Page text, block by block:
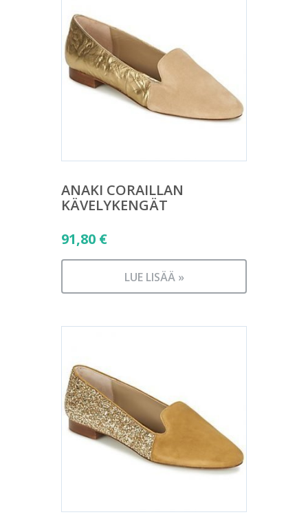
ANAKI CORAILLAN
KÄVELYKENGÄT
91,80 €
LUE LISÄÄ »